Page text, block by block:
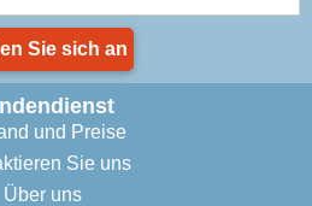
Sie sich an
und Preise
Sie uns
Über uns